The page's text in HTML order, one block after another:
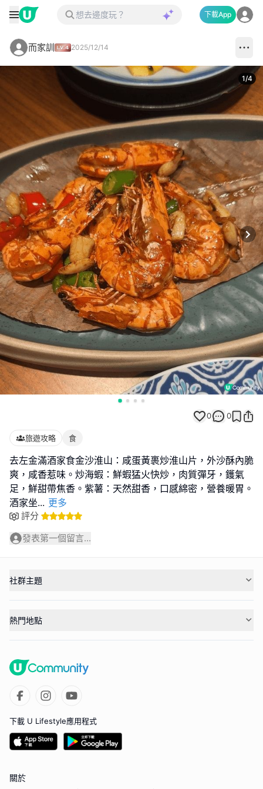
下載App
而家訓 2025/12/14
1/4
0 0
旅遊攻略 食
去左金滿酒家食金沙淮山：咸蛋黃裹炒淮山片，外沙酥內脆
爽，咸香惹味。炒海蝦：鮮蝦猛火快炒，肉質彈牙，鑊氣
足，鮮甜帶焦香。紫薯：天然甜香，口感綿密，營養暖胃。
酒家坐... 更多
評分
發表第一個留言...
社群主題
熱門地點
下載 U Lifestyle應用程式
關於